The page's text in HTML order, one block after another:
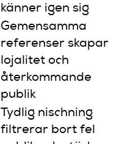
känner igen sig
Gemensamma
referenser skapar
lojalitet och
återkommande
publik
Tydlig nischning
filtrerar bort fel